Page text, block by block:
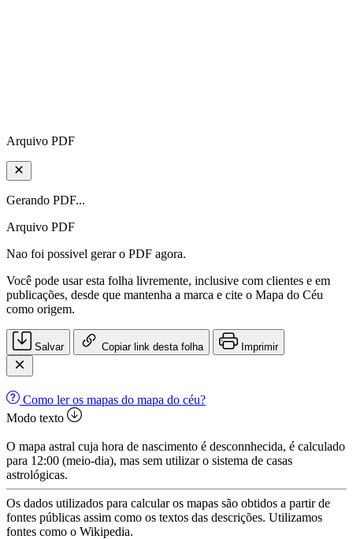
Arquivo PDF
Gerando PDF...
Arquivo PDF
Nao foi possivel gerar o PDF agora.
Você pode usar esta folha livremente, inclusive com clientes e em
publicações, desde que mantenha a marca e cite o Mapa do Céu
como origem.
Salvar Copiar link desta folha Imprimir
Como ler os mapas do mapa do céu?
Modo texto
O mapa astral cuja hora de nascimento é desconnhecida, é calculado
para 12:00 (meio-dia), mas sem utilizar o sistema de casas
astrológicas.
Os dados utilizados para calcular os mapas são obtidos a partir de
fontes públicas assim como os textos das descrições. Utilizamos
fontes como o Wikipedia.